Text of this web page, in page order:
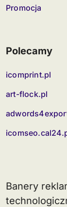
Promocja
Polecamy
icomprint.pl
art-flock.pl
Banery reklamowe w branży